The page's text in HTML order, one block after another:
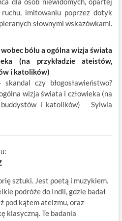
imitowaniu poprzez dotyk
słownymi wskazówkami.
bólu a ogólna wizja świata
(na przykładzie ateistów,
i katolików)
czy błogosławieństwo?
wizja świata i człowieka (na
buddystów i katolików) Sylwia
sztuki. Jest poetą i muzykiem.
podróże do Indii, gdzie badał
pod kątem ateizmu, oraz
klasyczną. Te badania